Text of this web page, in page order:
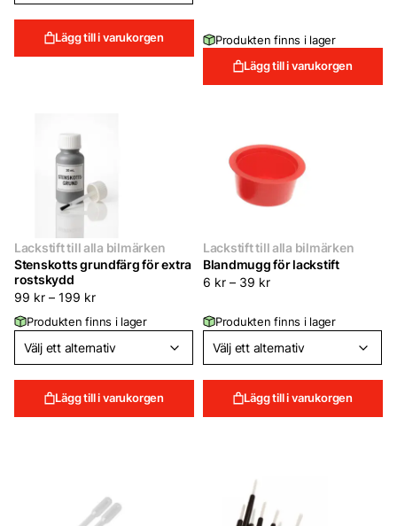
Lägg till i varukorgen
Produkten finns i lager
Lägg till i varukorgen
Lackstift till alla bilmärken
Stenskotts grundfärg för extra
rostskydd
99 kr – 199 kr
Produkten finns i lager
Lägg till i varukorgen
Lackstift till alla bilmärken
Blandmugg för lackstift
6 kr – 39 kr
Produkten finns i lager
Lägg till i varukorgen